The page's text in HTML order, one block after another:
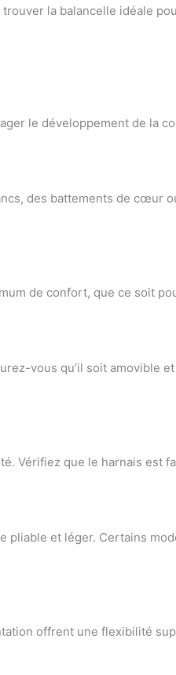
la balancelle idéale
le développement de la
des battements de cœur
de confort, que ce soit
vous qu’il soit amovible
Vérifiez que le harnais est
pliable et léger. Certains
offrent une flexibilité